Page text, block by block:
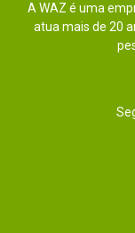
A WAZ é uma
atua mais de 20